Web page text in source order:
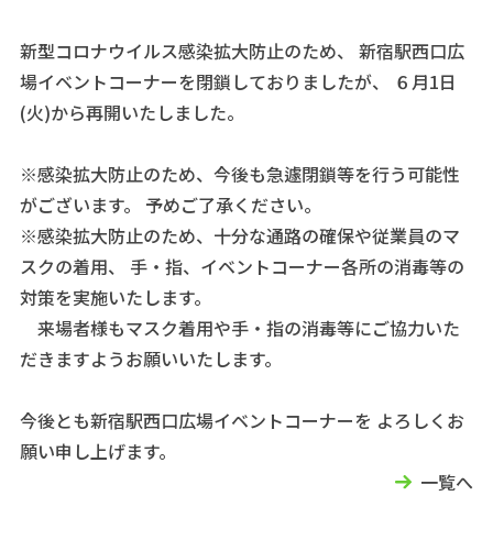
新型コロナウイルス感染拡大防止のため、 新宿駅西口広
場イベントコーナーを閉鎖しておりましたが、 ６月1日
(火)から再開いたしました。
※感染拡大防止のため、今後も急遽閉鎖等を行う可能性
がございます。 予めご了承ください。
※感染拡大防止のため、十分な通路の確保や従業員のマ
スクの着用、 手・指、イベントコーナー各所の消毒等の
対策を実施いたします。
来場者様もマスク着用や手・指の消毒等にご協力いた
だきますようお願いいたします。
今後とも新宿駅西口広場イベントコーナーを よろしくお
願い申し上げます。
一覧へ